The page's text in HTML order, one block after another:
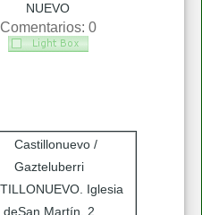
NUEVO
Comentarios: 0